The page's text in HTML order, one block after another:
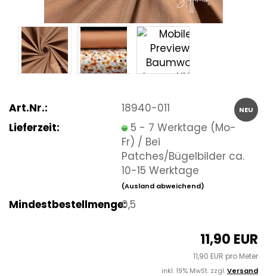
NEU
Art.Nr.:
18940-011
Lieferzeit:
5 - 7 Werktage (Mo-
Fr) / Bei
Patches/Bügelbilder ca.
10-15 Werktage
(Ausland abweichend)
Mindestbestellmenge:0,5
11,90 EUR
11,90 EUR pro Meter
inkl. 19% MwSt. zzgl.Versand